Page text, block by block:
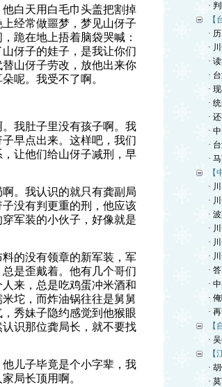
白天用白毛巾头盖把割掉
经常做噩梦，梦见山伢子
跪在地上捂着脑袋哭喊：
伢子的娃子，是我让你们
山伢子劳改，放他出来你
呢。我受不了啊。
我肚子里没有孩子啊。我
早点出来。这样吧，我们
让他们给山伢子减刑，早
。我认识的就只有龚副局
没有判更重的刑，他应该
军装的小伙子，好像就是
的没有领章的新军装，军
是歪戴着。他有几个哥们
来，总是吃鸡蛋冲米酒和
坨，而炸油锅往往是舅舅
秀妹子隐约感觉到他猴眼
识那位龚局长，就不要找
儿子毕竟是个小字辈，我
局长顶用啊。
·
【
·
·
·
·
·
·
·
·
·
·
【
·
·
·
·
·
·
·
·
·
·
【
·
【
·
·